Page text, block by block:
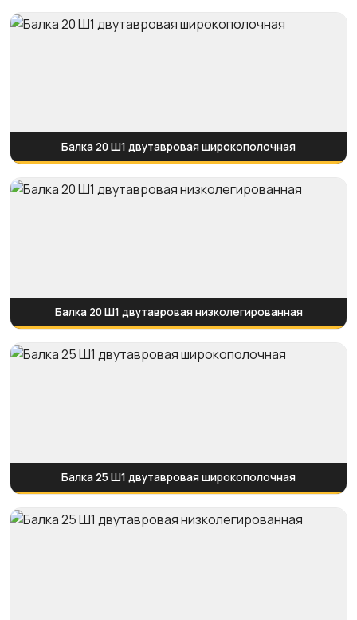
Балка 20 Ш1 двутавровая широкополочная
Балка 20 Ш1 двутавровая низколегированная
Балка 25 Ш1 двутавровая широкополочная